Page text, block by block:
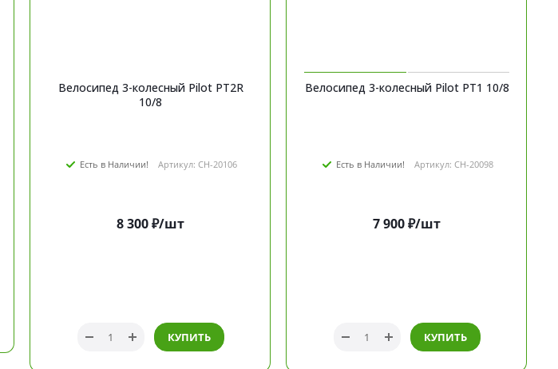
Велосипед 3-колесный Pilot PT2R
10/8
Есть в Наличии! Артикул: CH-20106
8 300₽/шт
КУПИТЬ
Велосипед 3-колесный Pilot PT1 10/8
Есть в Наличии! Артикул: CH-20098
7 900₽/шт
КУПИТЬ